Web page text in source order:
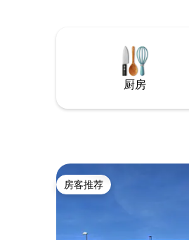
厨房
房客推荐
房客推荐